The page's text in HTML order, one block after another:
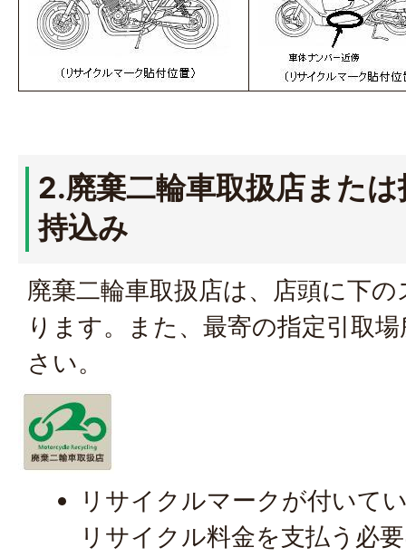
2.廃棄二輪車取扱店また
持込み
廃棄二輪車取扱店は、店頭に下
ります。また、最寄の指定引取
さい。
リサイクルマークが付いて
リサイクル料金を支払う必